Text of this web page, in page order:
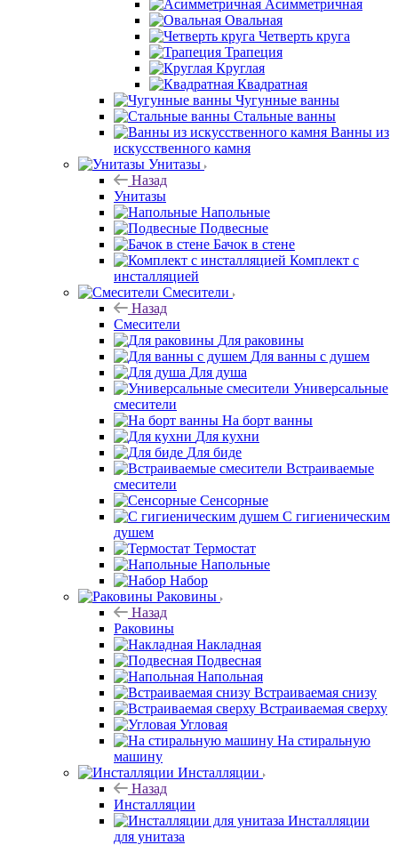
Асимметричная
Овальная
Четверть круга
Трапеция
Круглая
Квадратная
Чугунные ванны
Стальные ванны
Ванны из
искусственного камня
Унитазы
Назад
Унитазы
Напольные
Подвесные
Бачок в стене
Комплект с
инсталляцией
Смесители
Назад
Смесители
Для раковины
Для ванны с душем
Для душа
Универсальные
смесители
На борт ванны
Для кухни
Для биде
Встраиваемые
смесители
Сенсорные
С гигиеническим
душем
Термостат
Напольные
Набор
Раковины
Назад
Раковины
Накладная
Подвесная
Напольная
Встраиваемая снизу
Встраиваемая сверху
Угловая
На стиральную
машину
Инсталляции
Назад
Инсталляции
Инсталляции
для унитаза